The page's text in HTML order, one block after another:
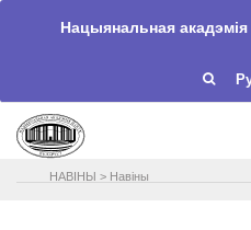
Нацыянальная акадэмія
НАВIНЫ > Навіны